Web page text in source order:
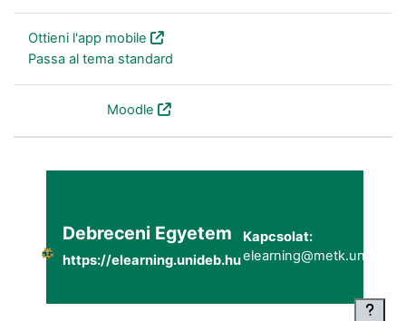
Ottieni l'app mobile
Passa al tema standard
Moodle
Debreceni Egyetem
https://elearning.unideb.hu
Kapcsolat: